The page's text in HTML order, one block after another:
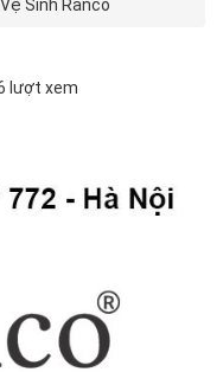
Sinh Ranco
lượt xem